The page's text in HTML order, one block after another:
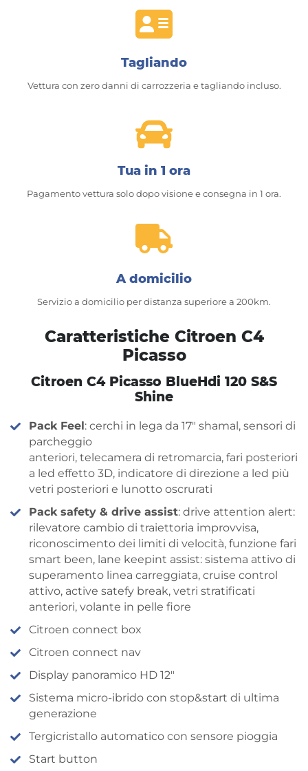
Tagliando
Vettura con zero danni di carrozzeria e tagliando incluso.
Tua in 1 ora
Pagamento vettura solo dopo visione e consegna in 1 ora.
A domicilio
Servizio a domicilio per distanza superiore a 200km.
Caratteristiche Citroen C4
Picasso
Citroen C4 Picasso BlueHdi 120 S&S
Shine
Pack Feel: cerchi in lega da 17″ shamal, sensori di
parcheggio
anteriori, telecamera di retromarcia, fari posteriori
a led effetto 3D, indicatore di direzione a led più
vetri posteriori e lunotto oscrurati
Pack safety & drive assist: drive attention alert:
rilevatore cambio di traiettoria improvvisa,
riconoscimento dei limiti di velocità, funzione fari
smart been, lane keepint assist: sistema attivo di
superamento linea carreggiata, cruise control
attivo, active satefy break, vetri stratificati
anteriori, volante in pelle fiore
Citroen connect box
Citroen connect nav
Display panoramico HD 12″
Sistema micro-ibrido con stop&start di ultima
generazione
Tergicristallo automatico con sensore pioggia
Start button